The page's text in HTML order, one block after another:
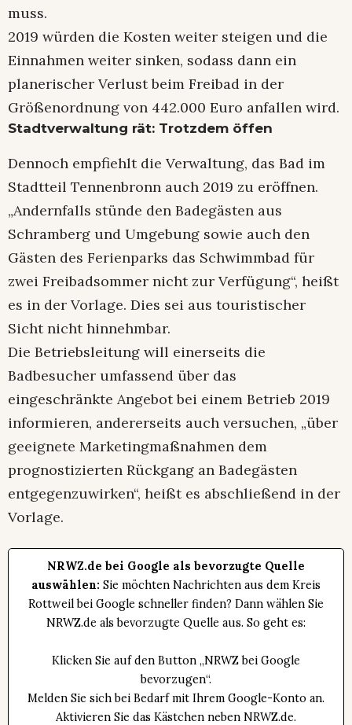
muss.
2019 würden die Kosten weiter steigen und die
Einnahmen weiter sinken, sodass dann ein
planerischer Verlust beim Freibad in der
Größenordnung von 442.000 Euro anfallen wird.
Stadtverwaltung rät: Trotzdem öffen
Dennoch empfiehlt die Verwaltung, das Bad im
Stadtteil Tennenbronn auch 2019 zu eröffnen.
„Andernfalls stünde den Badegästen aus
Schramberg und Umgebung sowie auch den
Gästen des Ferienparks das Schwimmbad für
zwei Freibadsommer nicht zur Verfügung“, heißt
es in der Vorlage. Dies sei aus touristischer
Sicht nicht hinnehmbar.
Die Betriebsleitung will einerseits die
Badbesucher umfassend über das
eingeschränkte Angebot bei einem Betrieb 2019
informieren, andererseits auch versuchen, „über
geeignete Marketingmaßnahmen dem
prognostizierten Rückgang an Badegästen
entgegenzuwirken“, heißt es abschließend in der
Vorlage.
NRWZ.de bei Google als bevorzugte Quelle
auswählen: Sie möchten Nachrichten aus dem Kreis
Rottweil bei Google schneller finden? Dann wählen Sie
NRWZ.de als bevorzugte Quelle aus. So geht es:
Klicken Sie auf den Button „NRWZ bei Google
bevorzugen“.
Melden Sie sich bei Bedarf mit Ihrem Google-Konto an.
Aktivieren Sie das Kästchen neben NRWZ.de.